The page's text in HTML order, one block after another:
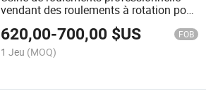
vendant des roulements à rotation pour
équipements forestiers F075431
620,00-700,00 $US FOB
1 Jeu (MOQ)